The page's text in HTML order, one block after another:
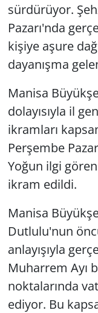
sürdürüyor.
Pazarı'nda
kişiye aşure
dayanışma
Manisa
dolayısıyla il
ikramları
Perşembe
Yoğun ilgi
ikram edildi.
Manisa
Dutlulu'nun
anlayışıyla
Muharrem Ayı
noktalarında
ediyor. Bu